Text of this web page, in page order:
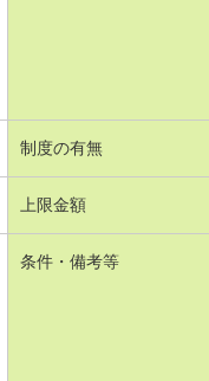
制度の有無
上限金額
条件・備考等